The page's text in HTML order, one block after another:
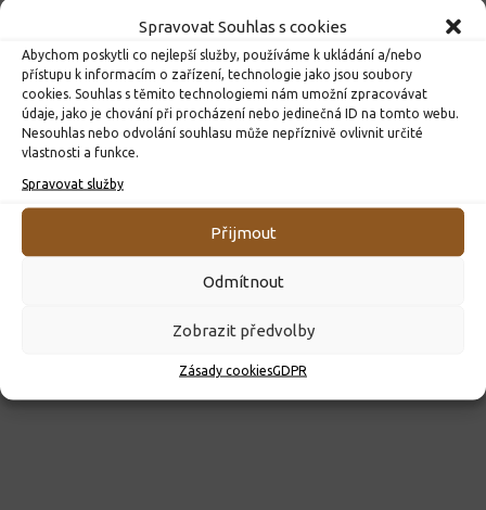
Spravovat Souhlas s cookies
Abychom poskytli co nejlepší služby, používáme k ukládání a/nebo
přístupu k informacím o zařízení, technologie jako jsou soubory
cookies. Souhlas s těmito technologiemi nám umožní zpracovávat
údaje, jako je chování při procházení nebo jedinečná ID na tomto webu.
Nesouhlas nebo odvolání souhlasu může nepříznivě ovlivnit určité
vlastnosti a funkce.
Spravovat služby
Přijmout
Odmítnout
Zobrazit předvolby
Zásady cookiesGDPR
ROZHODNUTÍ O PŘIJETÍ K PŘEDŠKOLNÍMU VZDĚLÁVÁNÍ
PRO ROK 2026
10. 4. 2026